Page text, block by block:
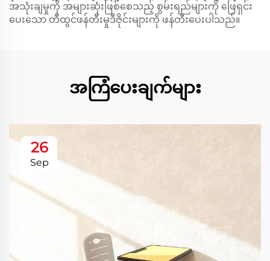
အသုံးချမှုကို အများဆုံးဖြစ်စေသည့် စွမ်းရည်များကို ဖြေရှင်း
ပေးသော တီထွင်ဖန်တီးမှုဒီဇိုင်းများကို ဖန်တီးပေးပါသည်။
အကြံပေးချက်များ
26
Sep